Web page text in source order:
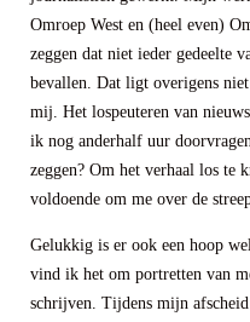
Omroep West en (heel even)
zeggen dat niet ieder gedeelte
bevallen. Dat ligt overigens
mij. Het lospeuteren van
ik nog anderhalf uur
zeggen? Om het verhaal los te
voldoende om me over de
Gelukkig is er ook een hoop
vind ik het om portretten van
schrijven. Tijdens mijn